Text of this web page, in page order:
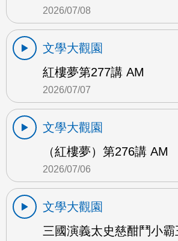
2026/07/08
文學大觀園
紅樓夢第277講 AM
2026/07/07
文學大觀園
（紅樓夢）第276講 AM
2026/07/06
文學大觀園
三國演義太史慈酣鬥小霸